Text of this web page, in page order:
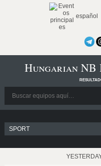
español
Hungarian NB